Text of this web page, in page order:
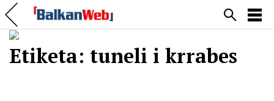
Etiketa: tuneli i krrabes